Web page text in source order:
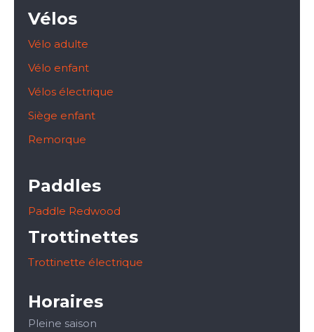
Vélos
Vélo adulte
Vélo enfant
Vélos électrique
Siège enfant
Remorque
Paddles
Paddle Redwood
Trottinettes
Trottinette électrique
Horaires
Pleine saison